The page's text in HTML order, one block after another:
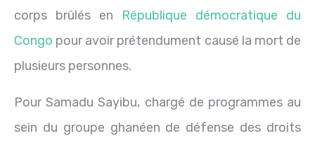
corps brûlés en République démocratique du
Congo pour avoir prétendument causé la mort de
plusieurs personnes.
Pour Samadu Sayibu, chargé de programmes au
sein du groupe ghanéen de défense des droits